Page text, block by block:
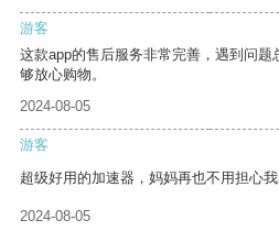
游客
这款app的售后服务非常完善，遇到问
够放心购物。
2024-08-05
游客
超级好用的加速器，妈妈再也不用担心我
2024-08-05